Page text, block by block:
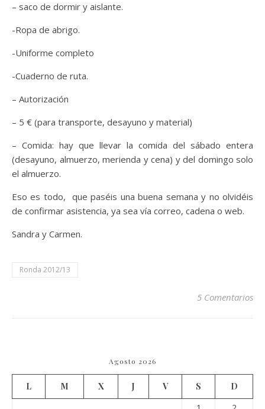
– saco de dormir y aislante.
-Ropa de abrigo.
-Uniforme completo
-Cuaderno de ruta.
– Autorización
– 5 € (para transporte, desayuno y material)
– Comida: hay que llevar la comida del sábado entera
(desayuno, almuerzo, merienda y cena) y del domingo solo
el almuerzo.
Eso es todo, que paséis una buena semana y no olvidéis
de confirmar asistencia, ya sea vía correo, cadena o web.
Sandra y Carmen.
Ronda 2012/13
5 Comentarios
Agosto 2026
L M X J V S
D